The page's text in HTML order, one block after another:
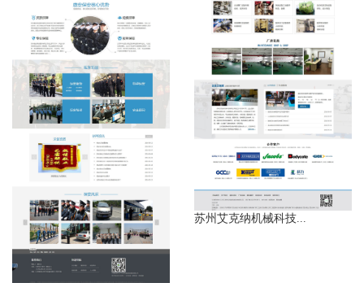
苏州艾克纳机械科技...